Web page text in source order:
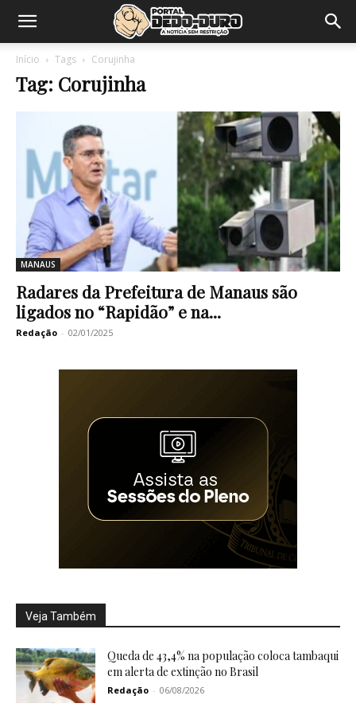
Início Tags Corujinha
Tag: Corujinha
MANAUS
Radares da Prefeitura de Manaus são
ligados no “Rapidão” e na...
Redação - 02/01/2025
Veja Também
Queda de 43,4% na população coloca tambaqui
em alerta de extinção no Brasil
Redação - 06/08/2026